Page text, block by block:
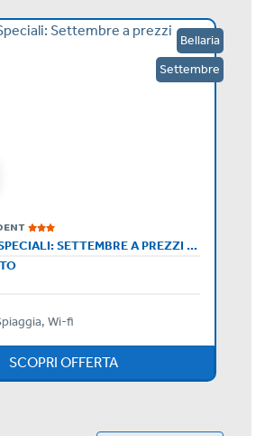
Bellaria
Settembre
SETTIMANE SPECIALI: SETTEMBRE A PREZZI SCONTATI
Wi-fi
SCOPRI OFFERTA